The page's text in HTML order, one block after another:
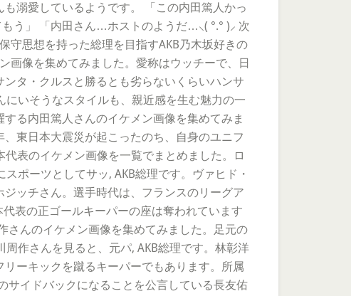
溺愛しているようです。 「この内田篤人かっ
う」 「内田さん…ホストのようだ…⸜( °.° )⸝ 次
守思想を持った総理を目指すAKB乃木坂好きの
画像を集めてみました。愛称はウッチーで、日
タ・クルスと勝るとも劣らないくらいハンサ
いそうなスタイルも、親近感を生む魅力の一
る内田篤人さんのイケメン画像を集めてみま
東日本大震災が起こったのち、自身のユニフ
表のイケメン画像を一覧でまとめました。ロ
ポーツとしてサッ, AKB総理です。ヴァヒド・
ッチさん。選手時代は、フランスのリーグア
表の正ゴールキーパーの座は奪われています
さんのイケメン画像を集めてみました。足元の
作さんを見ると、元パ, AKB総理です。林彰洋
ーキックを蹴るキーパーでもあります。所属
サイドバックになることを公言している長友佑